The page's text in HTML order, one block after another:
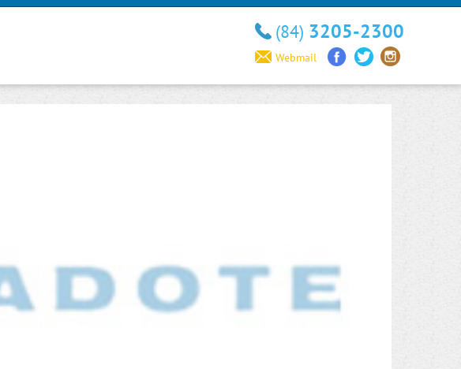
(84) 3205-2300
Webmail